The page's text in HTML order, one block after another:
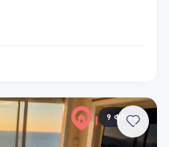
9 ФОТО